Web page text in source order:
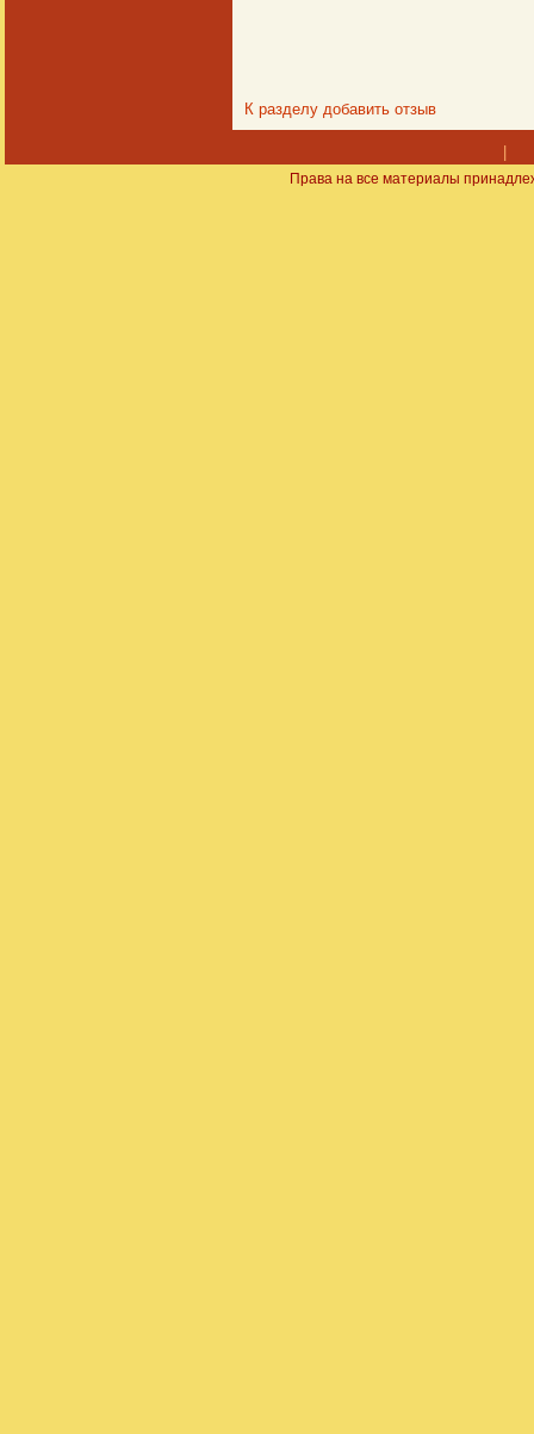
К разделу добавить отзыв
Права на все материалы